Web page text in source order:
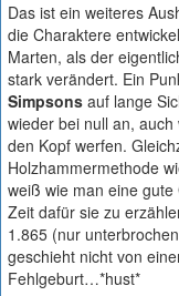
Das ist ein weiteres
die Charaktere
Marten, als der
stark verändert. Ein
Simpsons auf lange
wieder bei null an,
den Kopf werfen.
Holzhammermethode
weiß wie man eine
Zeit dafür sie zu
1.865 (nur
geschieht nicht von
Fehlgeburt…*hust*